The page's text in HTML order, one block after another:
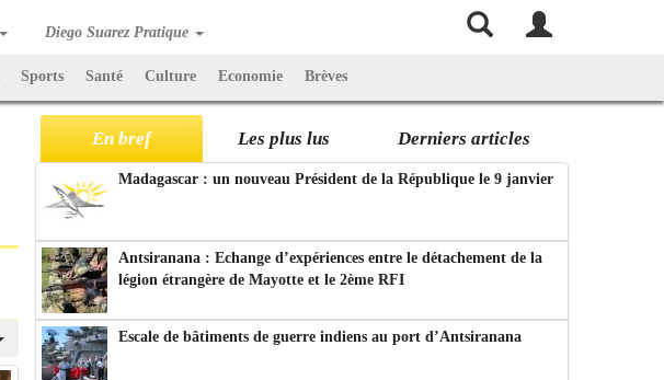
Diego Suarez Pratique
Sports Santé Culture Economie Brèves
En bref Les plus lus Derniers articles
Madagascar : un nouveau Président de la République le 9 janvier
Antsiranana : Echange d’expériences entre le détachement de la
légion étrangère de Mayotte et le 2ème RFI
Escale de bâtiments de guerre indiens au port d’Antsiranana